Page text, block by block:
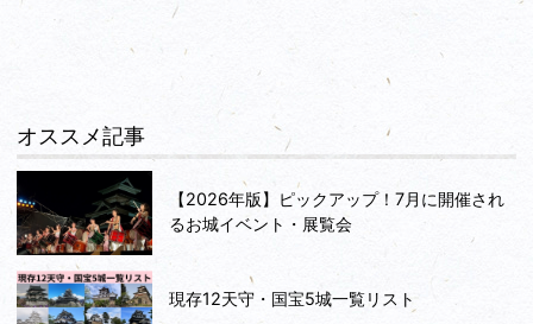
オススメ記事
【2026年版】ピックアップ！7月に開催され
るお城イベント・展覧会
現存12天守・国宝5城一覧リスト